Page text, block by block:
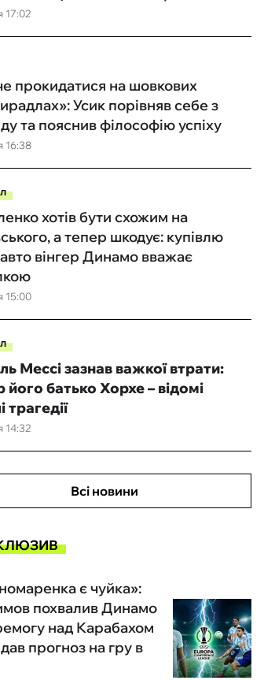
17:02
16:38
прокидатися на шовкових
Усик порівняв себе з
та пояснив філософію успіху
15:00
хотів бути схожим на
а тепер шкодує: купівлю
вінгер Динамо вважає
14:32
Мессі зазнав важкої втрати:
його батько Хорхе – відомі
трагедії
Всі новини
є чуйка»:
похвалив Динамо
над Карабахом
прогноз на гру в